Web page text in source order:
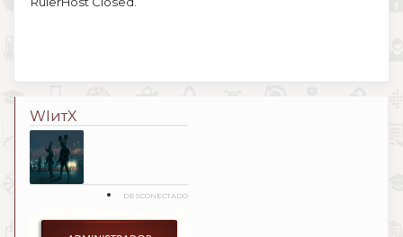
WIитX
DESCONECTADO